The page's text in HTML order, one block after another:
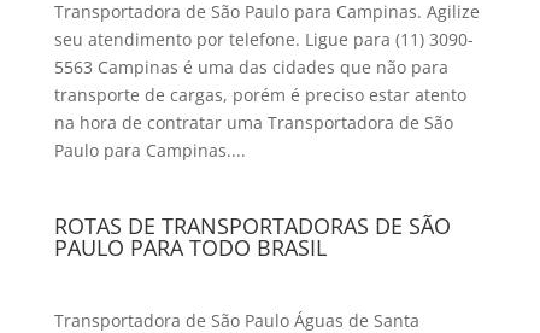
Transportadora de São Paulo para Campinas. Agilize
seu atendimento por telefone. Ligue para (11) 3090-
5563 Campinas é uma das cidades que não para
transporte de cargas, porém é preciso estar atento
na hora de contratar uma Transportadora de São
Paulo para Campinas....
ROTAS DE TRANSPORTADORAS DE SÃO
PAULO PARA TODO BRASIL
Transportadora de São Paulo Águas de Santa